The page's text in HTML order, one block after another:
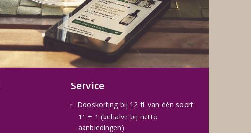
Service
Dooskorting bij 12 fl. van één soort:
11 + 1 (behalve bij netto
aanbiedingen)